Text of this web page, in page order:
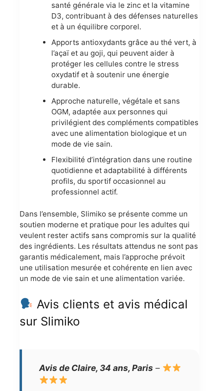
santé générale via le zinc et la vitamine
D3, contribuant à des défenses naturelles
et à un équilibre corporel.
Apports antioxydants grâce au thé vert, à
l’açaï et au goji, qui peuvent aider à
protéger les cellules contre le stress
oxydatif et à soutenir une énergie
durable.
Approche naturelle, végétale et sans
OGM, adaptée aux personnes qui
privilégient des compléments compatibles
avec une alimentation biologique et un
mode de vie sain.
Flexibilité d’intégration dans une routine
quotidienne et adaptabilité à différents
profils, du sportif occasionnel au
professionnel actif.
Dans l’ensemble, Slimiko se présente comme un
soutien moderne et pratique pour les adultes qui
veulent rester actifs sans compromis sur la qualité
des ingrédients. Les résultats attendus ne sont pas
garantis médicalement, mais l’approche prévoit
une utilisation mesurée et cohérente en lien avec
un mode de vie sain et une alimentation variée.
Avis clients et avis médical
sur Slimiko
Avis de Claire, 34 ans, Paris –